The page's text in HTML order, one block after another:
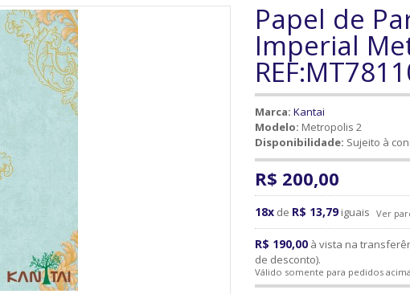
Papel de
Imperial
Marca: Kantai
Modelo: Metropolis 2
Disponibilidade: Sujeito à
R$ 200,00
18x de R$ 13,79 iguais Ver
R$ 190,00 à vista na
de desconto).
Válido somente para pedidos